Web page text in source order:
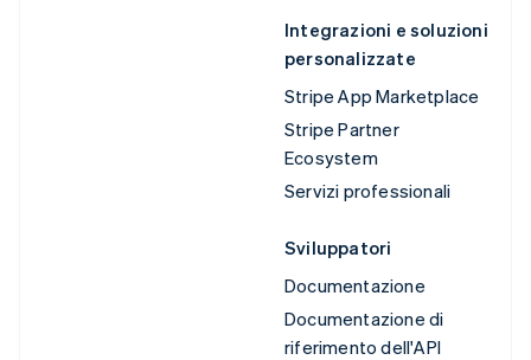
Integrazioni e soluzioni
personalizzate
Stripe App Marketplace
Stripe Partner
Ecosystem
Servizi professionali
Sviluppatori
Documentazione
Documentazione di
riferimento dell'API